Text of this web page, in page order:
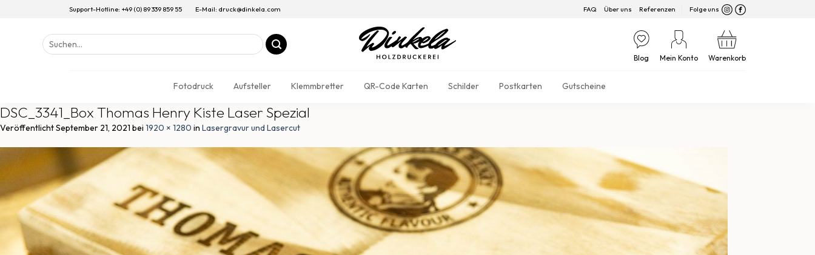
Support-Hotline: +49 (0) 89 339 859 55 E-Mail: druck@dinkela.com FAQ Über uns Referenzen Folge uns
Suchen
nach:
Blog Mein Konto Warenkorb
Fotodruck Aufsteller Klemmbretter QR-Code Karten Schilder Postkarten Gutscheine
DSC_3341_Box Thomas Henry Kiste Laser Spezial
VeröffentlichtSeptember 21, 2021 bei 1920 × 1280 in Lasergravur und Lasercut